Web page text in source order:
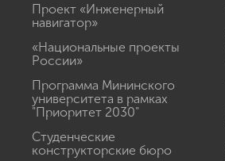
Проект «Инженерный
навигатор»
«Национальные проекты
России»
Программа Мининского
университета в рамках
"Приоритет 2030"
Студенческие
конструкторские бюро